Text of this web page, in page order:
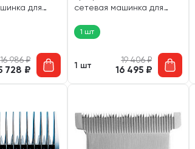
для
16 986₽
728 ₽
сетевая машинка для
шт)1 шт
1 шт
19 406₽
16 495 ₽